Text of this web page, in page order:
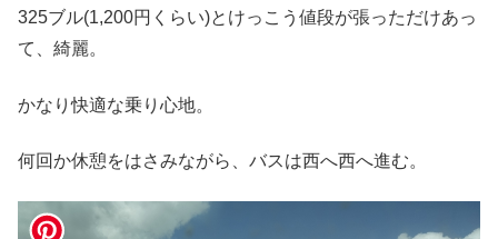
325ブル(1,200円くらい)とけっこう値段が張っただけあっ
て、綺麗。
かなり快適な乗り心地。
何回か休憩をはさみながら、バスは西へ西へ進む。